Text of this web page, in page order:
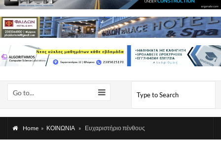
Go to...
Home » ΚΟΙΝΩΝΙΑ » Ευχαριστήριο πένθους